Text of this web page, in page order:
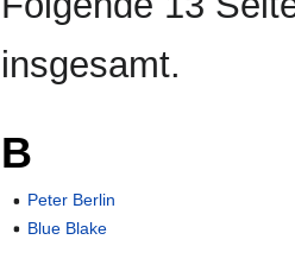
insgesamt.
B
Peter Berlin
Blue Blake